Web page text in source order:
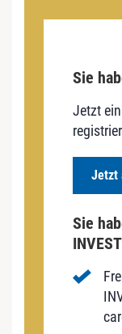
Sie
Jetzt
Jetzt
Sie